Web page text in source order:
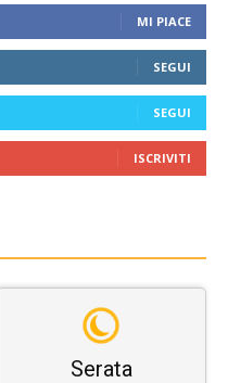
MI PIACE
SEGUI
SEGUI
ISCRIVITI
Serata